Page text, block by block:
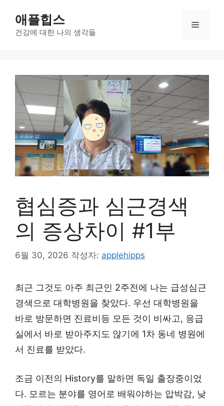
애플힙스
건강에 대한 나의 생각들
메
협심증과 심근경색
의 증상차이 #1부
6월 30, 2026 작성자: applehipps
최근 그것도 아주 최근인 2주전에 나는 급성심근
경색으로 대학병원을 찾았다. 우선 대학병원을
바로 방문하면 진료비등 모든 것이 비싸고, 응급
실에서 바로 받아주지도 않기에 1차 동네 병원에
서 진료를 받았다.
조금 이전의 History를 말하면 독일 출장중이었
다. 모르는 분야를 영어로 배워야하는 압박감, 낮